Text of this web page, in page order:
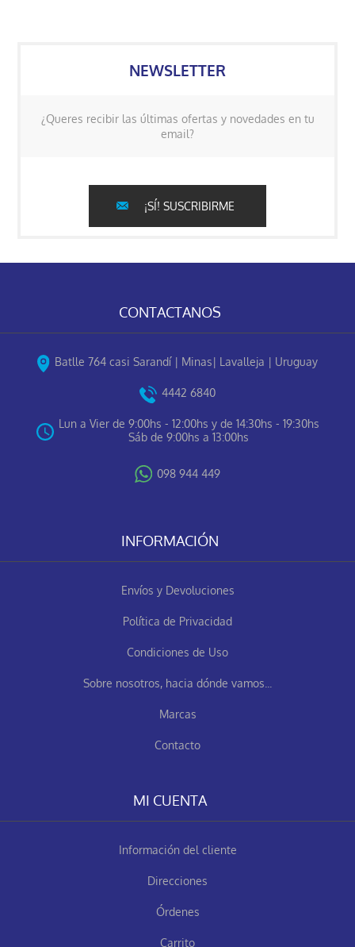
NEWSLETTER
¿Queres recibir las últimas ofertas y novedades en tu
email?
¡SÍ! SUSCRIBIRME
CONTACTANOS
Batlle 764 casi Sarandí | Minas| Lavalleja | Uruguay
4442 6840
Lun a Vier de 9:00hs - 12:00hs y de 14:30hs - 19:30hs
Sáb de 9:00hs a 13:00hs
098 944 449
INFORMACIÓN
Envíos y Devoluciones
Política de Privacidad
Condiciones de Uso
Sobre nosotros, hacia dónde vamos...
Marcas
Contacto
MI CUENTA
Información del cliente
Direcciones
Órdenes
Carrito